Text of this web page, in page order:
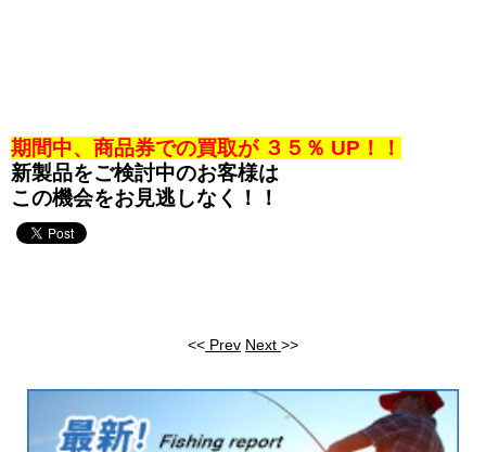
期間中、商品券での買取が ３５％ UP！！
新製品をご検討中のお客様は
この機会をお見逃しなく！！
<< Prev Next >>